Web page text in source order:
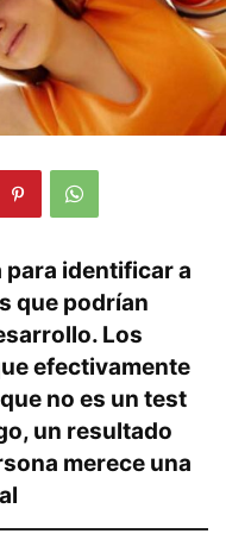
identificar a
que podrían
Los
efectivamente
no es un test
un resultado
merece una